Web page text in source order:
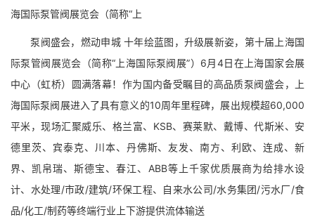
海国际泵管阀展览会（简称“上
泵阀盛会，燃动申城 十年绘蓝图，升级展新姿，第十届上海国
际泵管阀展览会（简称“上海国际泵阀展”）6月4日在上海国家会展
中心（虹桥）圆满落幕！作为国内备受瞩目的高品质泵阀盛会，上
海国际泵阀展进入了具有意义的10周年里程碑，展出规模超60,000
平米，现场汇聚威乐、格兰富、KSB、赛莱默、戴博、代斯米、安
德里茨、宾泰克、川本、丹佛斯、友发、南方、利欧、连成、新
界、凯帛瑞、斯德宝、春江、ABB等上千家优质展商为给排水设
计、水处理/市政/建筑/环保工程、自来水公司/水务集团/污水厂/食
品/化工/制药等终端行业上下游提供流体输送